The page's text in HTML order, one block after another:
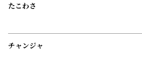
たこわさ
チャンジャ